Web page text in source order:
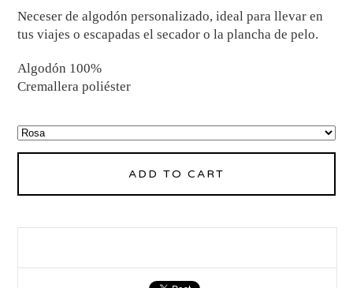
Neceser de algodón personalizado, ideal para llevar en
tus viajes o escapadas el secador o la plancha de pelo.
Algodón 100%
Cremallera poliéster
ADD TO CART